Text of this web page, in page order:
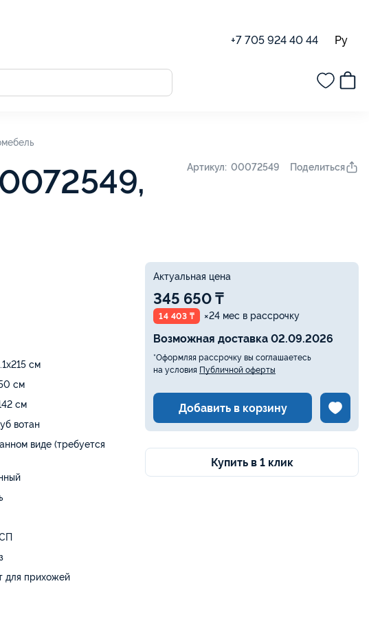
+7 705 924 40 44 Ру
Артикул: 00072549 Поделиться
см
см
см
вотан
виде (требуется
для прихожей
Актуальная цена
345 650 ₸
14 403 ₸ ×24 мес в рассрочку
Возможная доставка 02.09.2026
*Оформляя рассрочку вы соглашаетесь
на условия Публичной оферты
Добавить в корзину
Купить в 1 клик